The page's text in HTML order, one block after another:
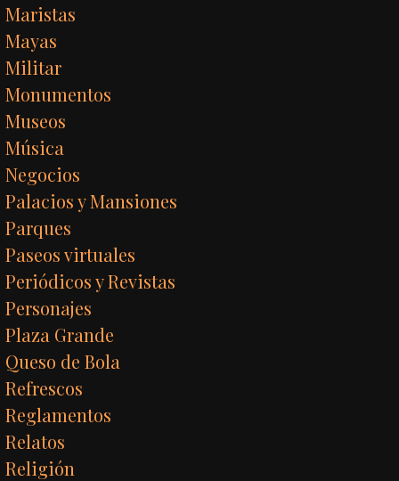
Maristas
Mayas
Militar
Monumentos
Museos
Música
Negocios
Palacios y Mansiones
Parques
Paseos virtuales
Periódicos y Revistas
Personajes
Plaza Grande
Queso de Bola
Refrescos
Reglamentos
Relatos
Religión